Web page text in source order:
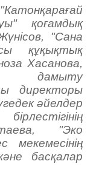
қоғамдық
"Сана
құқықтық
Хасанова,
дамыту
директоры
әйелдер
"Эко
мекемесінің
басқалар